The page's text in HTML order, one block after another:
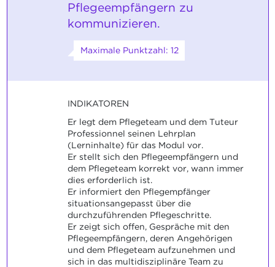
Pflegeempfängern zu
kommunizieren.
Maximale Punktzahl: 12
INDIKATOREN
Er legt dem Pflegeteam und dem Tuteur
Professionnel seinen Lehrplan
(Lerninhalte) für das Modul vor.
Er stellt sich den Pflegeempfängern und
dem Pflegeteam korrekt vor, wann immer
dies erforderlich ist.
Er informiert den Pflegempfänger
situationsangepasst über die
durchzuführenden Pflegeschritte.
Er zeigt sich offen, Gespräche mit den
Pflegeempfängern, deren Angehörigen
und dem Pflegeteam aufzunehmen und
sich in das multidisziplinäre Team zu